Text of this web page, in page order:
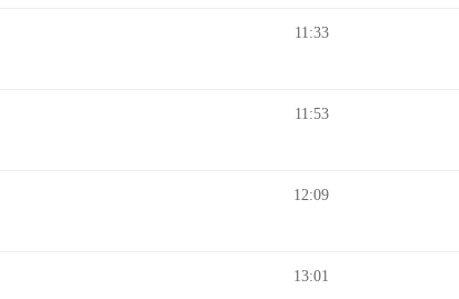
11:33
11:53
12:09
13:01